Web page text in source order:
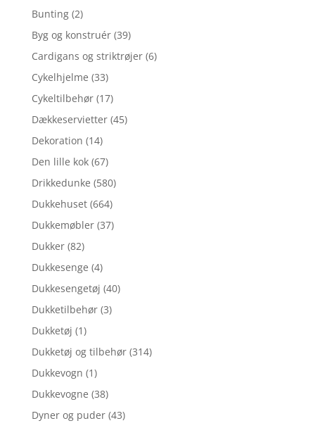
Bunting (2)
Byg og konstruér (39)
Cardigans og striktrøjer (6)
Cykelhjelme (33)
Cykeltilbehør (17)
Dækkeservietter (45)
Dekoration (14)
Den lille kok (67)
Drikkedunke (580)
Dukkehuset (664)
Dukkemøbler (37)
Dukker (82)
Dukkesenge (4)
Dukkesengetøj (40)
Dukketilbehør (3)
Dukketøj (1)
Dukketøj og tilbehør (314)
Dukkevogn (1)
Dukkevogne (38)
Dyner og puder (43)